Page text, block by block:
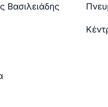
Βασιλειάδης